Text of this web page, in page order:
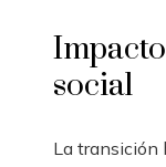
social
La transición